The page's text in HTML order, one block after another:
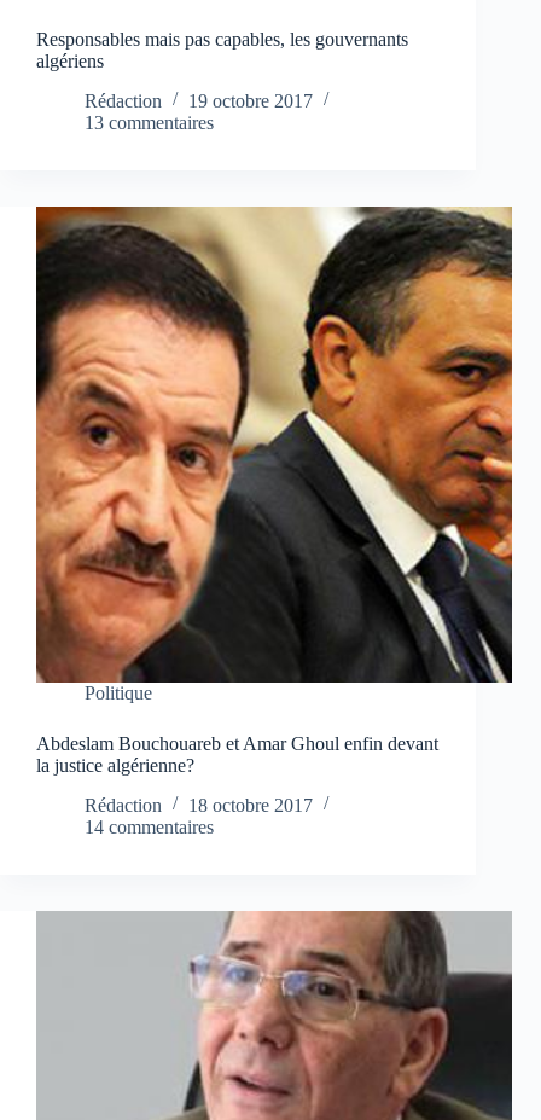
Responsables mais pas capables, les gouvernants
algériens
Rédaction
19 octobre 2017
13 commentaires
Politique
Abdeslam Bouchouareb et Amar Ghoul enfin devant
la justice algérienne?
Rédaction
18 octobre 2017
14 commentaires